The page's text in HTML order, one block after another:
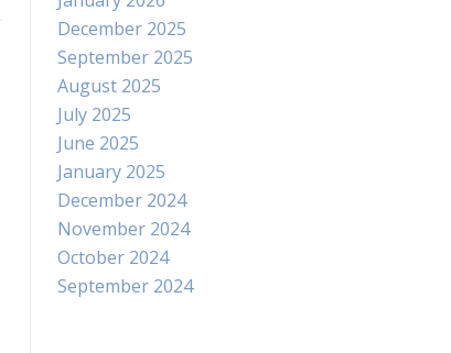
December 2025
September 2025
August 2025
July 2025
June 2025
January 2025
December 2024
November 2024
October 2024
September 2024